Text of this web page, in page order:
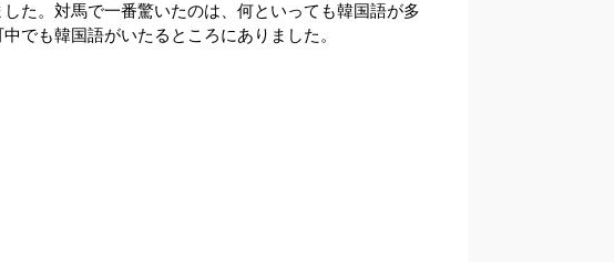
た。対馬で一番驚いたのは、何といっても韓国語が多
でも韓国語がいたるところにありました。